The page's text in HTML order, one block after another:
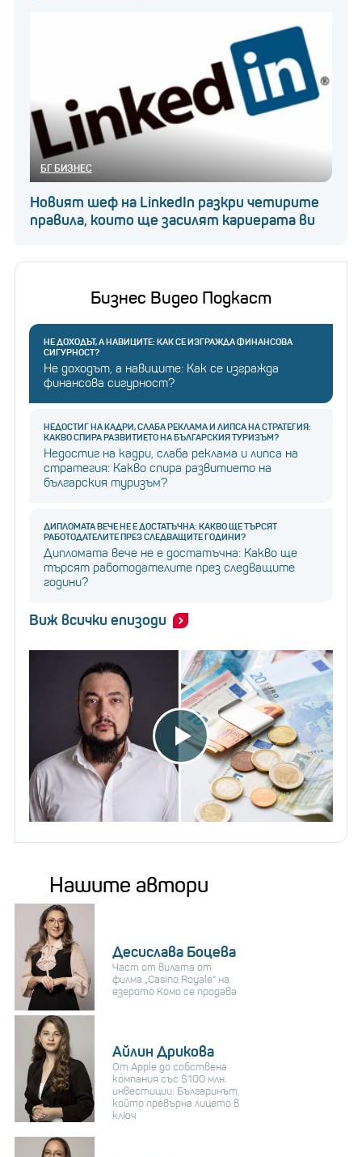
БГ БИЗНЕС
Новият шеф на LinkedIn разкри четирите
правила, които ще засилят кариерата ви
Бизнес Видео Подкаст
НЕ ДОХОДЪТ, А НАВИЦИТЕ: КАК СЕ ИЗГРАЖДА ФИНАНСОВА
СИГУРНОСТ?
Не доходът, а навиците: Как се изгражда
финансова сигурност?
НЕДОСТИГ НА КАДРИ, СЛАБА РЕКЛАМА И ЛИПСА НА СТРАТЕГИЯ:
КАКВО СПИРА РАЗВИТИЕТО НА БЪЛГАРСКИЯ ТУРИЗЪМ?
Недостиг на кадри, слаба реклама и липса на
стратегия: Какво спира развитието на
българския туризъм?
ДИПЛОМАТА ВЕЧЕ НЕ Е ДОСТАТЪЧНА: КАКВО ЩЕ ТЪРСЯТ
РАБОТОДАТЕЛИТЕ ПРЕЗ СЛЕДВАЩИТЕ ГОДИНИ?
Дипломата вече не е достатъчна: Какво ще
търсят работодателите през следващите
години?
Виж всички епизоди
Нашите автори
Десислава Боцева
Част от вилата от
филма „Casino Royale“ на
езерото Комо се продава
Айлин Дрикова
От Apple до собствена
компания със $100 млн.
инвестиции: Българинът,
който превърна лицето в
ключ